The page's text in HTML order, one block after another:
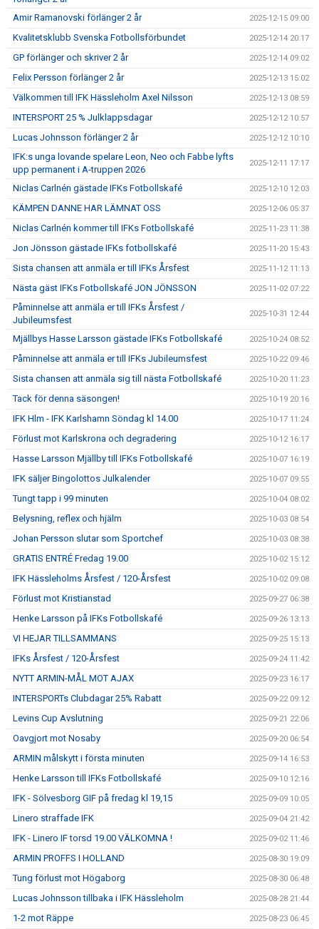
Amir Ramanovski förlänger 2 år
2025-12-15 09:00
Kvalitetsklubb Svenska Fotbollsförbundet 2025-12-14 20:17
GP förlänger och skriver 2 år 2025-12-14 09:02
Felix Persson förlänger 2 år 2025-12-13 15:02
Välkommen till IFK Hässleholm Axel Nilsson 2025-12-13 08:59
INTERSPORT 25 % Julklappsdagar 2025-12-12 10:57
Lucas Johnsson förlänger 2 år 2025-12-12 10:10
IFK:s unga lovande spelare Leon, Neo och Fabbe lyfts
upp permanent i A-truppen 2026
2025-12-11 17:17
Niclas Carlnén gästade IFKs Fotbollskafé 2025-12-10 12:03
KÄMPEN DANNE HAR LÄMNAT OSS 2025-12-06 05:37
Niclas Carlnén kommer till IFKs Fotbollskafé 2025-11-23 11:38
Jon Jönsson gästade IFKs fotbollskafé 2025-11-20 15:43
Sista chansen att anmäla er till IFKs Årsfest 2025-11-12 11:13
Nästa gäst IFKs Fotbollskafé JON JÖNSSON 2025-11-02 07:22
Påminnelse att anmäla er till IFKs Årsfest /
Jubileumsfest
2025-10-31 12:44
Mjällbys Hasse Larsson gästade IFKs Fotbollskafé 2025-10-24 08:52
Påminnelse att anmäla er till IFKs Jubileumsfest 2025-10-22 09:46
Sista chansen att anmäla sig till nästa Fotbollskafé 2025-10-20 11:23
Tack för denna säsongen! 2025-10-19 20:16
IFK Hlm - IFK Karlshamn Söndag kl 14.00 2025-10-17 11:24
Förlust mot Karlskrona och degradering 2025-10-12 16:17
Hasse Larsson Mjällby till IFKs Fotbollskafé 2025-10-07 16:19
IFK säljer Bingolottos Julkalender 2025-10-07 09:55
Tungt tapp i 99 minuten 2025-10-04 08:02
Belysning, reflex och hjälm 2025-10-03 08:54
Johan Persson slutar som Sportchef 2025-10-03 08:38
GRATIS ENTRÉ Fredag 19.00 2025-10-02 15:12
IFK Hässleholms Årsfest / 120-Årsfest 2025-10-02 09:08
Förlust mot Kristianstad 2025-09-27 06:38
Henke Larsson på IFKs Fotbollskafé 2025-09-26 13:13
VI HEJAR TILLSAMMANS 2025-09-25 15:13
IFKs Årsfest / 120-Årsfest 2025-09-24 11:42
NYTT ARMIN-MÅL MOT AJAX 2025-09-23 16:17
INTERSPORTs Clubdagar 25% Rabatt 2025-09-22 09:12
Levins Cup Avslutning 2025-09-21 22:06
Oavgjort mot Nosaby 2025-09-20 06:54
ARMIN målskytt i första minuten 2025-09-14 16:53
Henke Larsson till IFKs Fotbollskafé 2025-09-10 12:16
IFK - Sölvesborg GIF på fredag kl 19,15 2025-09-09 10:05
Linero straffade IFK 2025-09-04 21:42
IFK - Linero IF torsd 19.00 VÄLKOMNA ! 2025-09-02 11:46
ARMIN PROFFS I HOLLAND 2025-08-30 19:09
Tung förlust mot Högaborg 2025-08-30 06:48
Lucas Johnsson tillbaka i IFK Hässleholm 2025-08-28 21:44
1-2 mot Räppe 2025-08-23 06:45